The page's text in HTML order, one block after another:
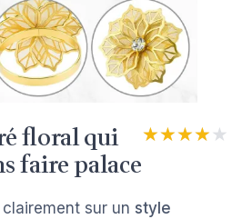
floral qui
faire palace
★★★★★
★★★★★
sur un style